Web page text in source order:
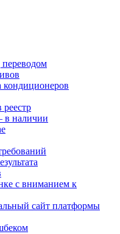
кондиционеров
в наличии
с вниманием к
сайт платформы